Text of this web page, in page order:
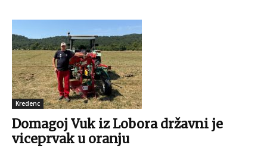
Kredenc
Domagoj Vuk iz Lobora državni je
viceprvak u oranju